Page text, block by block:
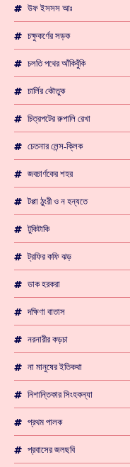
উফ ইসসস আঃ
চক্ষুকর্ণের সড়ক
চলতি পথের আঁকিবুঁকি
চার্লির কৌতুক
চিত্রপটের রুপালি রেখা
চেতনার লেন্স-ক্লিক
জবচার্ণকের শহর
টপ্পা ঠুংরী ও ন হন্যতে
টুকিটাকি
ট্রফির কফি ঝড়
ডাক হরকরা
দক্ষিণা বাতাস
নরনারীর কড়চা
না মানুষের ইতিকথা
নিশান্তিকার সিংহকন্যা
প্রথম পালক
প্রবাসের জলছবি